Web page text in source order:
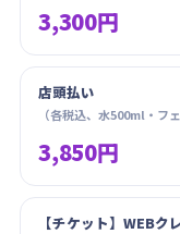
3,300円
店頭払い
（各税込、水500ml・フ
3,850円
【チケット】WEBク